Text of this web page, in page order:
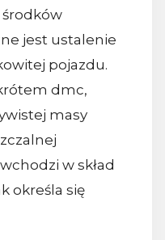
jest ustalenie
pojazdu.
dmc,
masy
w skład
określa się